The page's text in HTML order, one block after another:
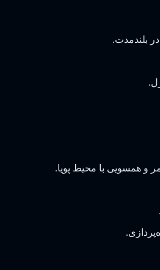
بلندمدت.
و همسویی با محیط پویا.